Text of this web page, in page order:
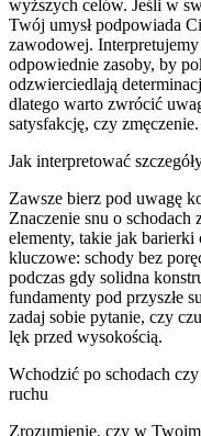
wyższych celów. Jeśli w
Twój umysł podpowiada
zawodowej. Interpretujemy
odpowiednie zasoby, by
odzwierciedlają
dlatego warto zwrócić
satysfakcję, czy zmęczenie.
Jak interpretować
Zawsze bierz pod uwagę
Znaczenie snu o
elementy, takie jak barierki
kluczowe: schody bez
podczas gdy solidna
fundamenty pod przyszłe
zadaj sobie pytanie, czy
lęk przed wysokością.
Wchodzić po schodach
ruchu
Zrozumienie, czy w